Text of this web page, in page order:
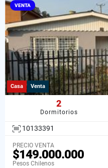
VENTA
Casa Venta
2
Dormitorios
10133391
PRECIO VENTA
$149.000.000
Pesos Chilenos